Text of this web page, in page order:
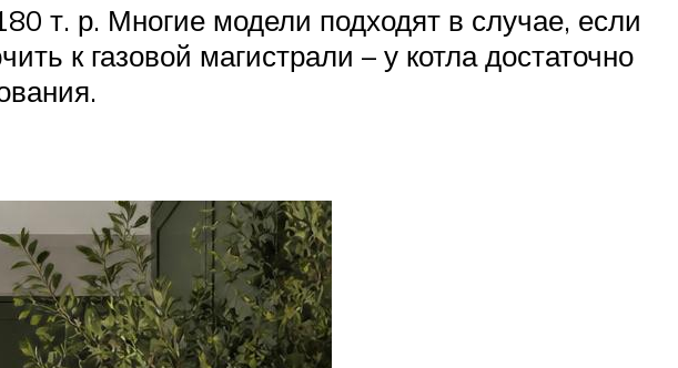
т. р. Многие модели подходят в случае, если
к газовой магистрали – у котла достаточно